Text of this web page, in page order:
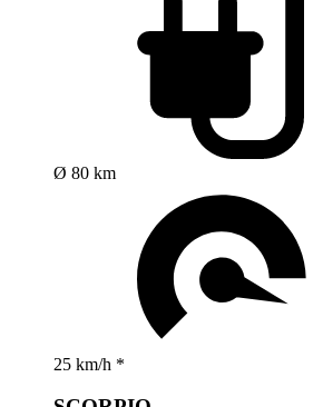
Ø 80 km
25 km/h *